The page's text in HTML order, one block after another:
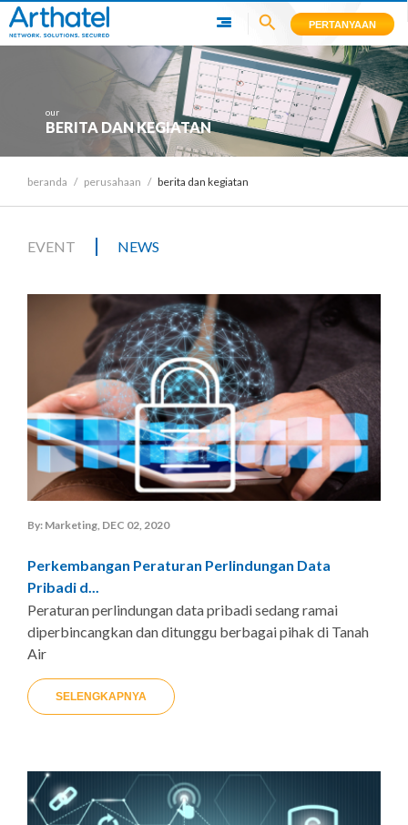
PERTANYAAN
our
BERITA DAN KEGIATAN
beranda / perusahaan / berita dan kegiatan
EVENT | NEWS
By: Marketing, DEC 02, 2020
Perkembangan Peraturan Perlindungan Data
Pribadi d...
Peraturan perlindungan data pribadi sedang ramai
diperbincangkan dan ditunggu berbagai pihak di Tanah
Air
SELENGKAPNYA